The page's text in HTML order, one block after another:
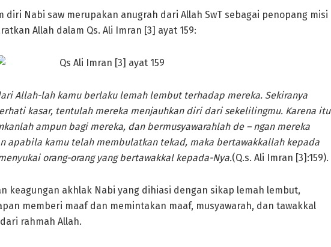
diri Nabi saw merupakan anugrah dari Allah SwT sebagai penopang misi
Allah dalam Qs. Ali Imran [3] ayat 159:
Allah-lah kamu berlaku lemah lembut terhadap mereka. Sekiranya
kasar, tentulah mereka menjauhkan diri dari sekelilingmu. Karena itu
ampun bagi mereka, dan bermusyawarahlah de – ngan mereka
apabila kamu telah membulatkan tekad, maka bertawakkallah kepada
orang-orang yang bertawakkal kepada-Nya.(Q.s. Ali Imran [3]:159).
keagungan akhlak Nabi yang dihiasi dengan sikap lemah lembut,
memberi maaf dan memintakan maaf, musyawarah, dan tawakkal
rahmah Allah.